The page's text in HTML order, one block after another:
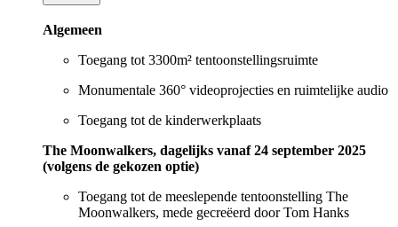
Algemeen
Toegang tot 3300m² tentoonstellingsruimte
Monumentale 360° videoprojecties en ruimtelijke audio
Toegang tot de kinderwerkplaats
The Moonwalkers, dagelijks vanaf 24 september 2025
(volgens de gekozen optie)
Toegang tot de meeslepende tentoonstelling The
Moonwalkers, mede gecreëerd door Tom Hanks